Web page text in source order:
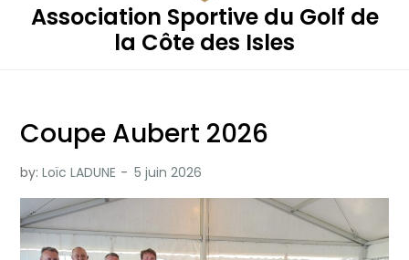
Association Sportive du Golf de
la Côte des Isles
Coupe Aubert 2026
by:Loïc LADUNE